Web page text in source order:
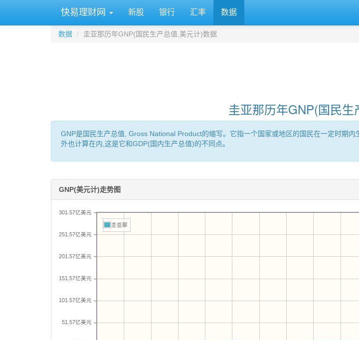
快易理财网 新股 银行 汇率 数据
数据 圭亚那历年GNP(国民生产总值,美元计)数据
圭亚那历年GNP(国民
GNP是国民生产总值, Gross National Product的缩写。它指一个国家或地区的国民在一定时期
外也计算在内,这是它和GDP(国内生产总值)的不同点。
GNP(美元计)走势图
51.57亿美元
101.57亿美元
151.57亿美元
201.57亿美元
251.57亿美元
301.57亿美元
圭亚那